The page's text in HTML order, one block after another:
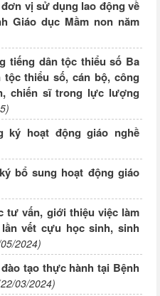
vị sử dụng lao động về
Giáo dục Mầm non năm
tiếng dân tộc thiểu số Ba
thiểu số, cán bộ, công
chiến sĩ trong lực lượng
ký hoạt động giáo nghề
bổ sung hoạt động giáo
tư vấn, giới thiệu việc làm
vết cựu học sinh, sinh
2024)
tạo thực hành tại Bệnh
03/2024)